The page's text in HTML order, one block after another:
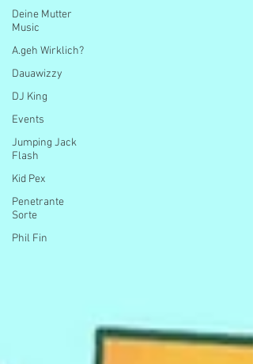
Deine Mutter
Music
A.geh Wirklich?
Dauawizzy
DJ King
Events
Jumping Jack
Flash
Kid Pex
Penetrante
Sorte
Phil Fin